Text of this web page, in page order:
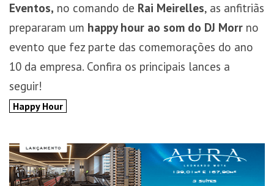
Eventos, no comando de Rai Meirelles, as anfitriãs
prepararam um happy hour ao som do DJ Morr no
evento que fez parte das comemorações do ano
10 da empresa. Confira os principais lances a
seguir!
Happy Hour